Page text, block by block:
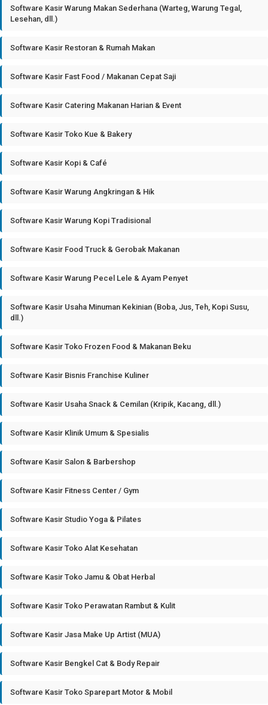
Software Kasir Warung Makan Sederhana (Warteg, Warung Tegal,
Lesehan, dll.)
Software Kasir Restoran & Rumah Makan
Software Kasir Fast Food / Makanan Cepat Saji
Software Kasir Catering Makanan Harian & Event
Software Kasir Toko Kue & Bakery
Software Kasir Kopi & Café
Software Kasir Warung Angkringan & Hik
Software Kasir Warung Kopi Tradisional
Software Kasir Food Truck & Gerobak Makanan
Software Kasir Warung Pecel Lele & Ayam Penyet
Software Kasir Usaha Minuman Kekinian (Boba, Jus, Teh, Kopi Susu,
dll.)
Software Kasir Toko Frozen Food & Makanan Beku
Software Kasir Bisnis Franchise Kuliner
Software Kasir Usaha Snack & Cemilan (Kripik, Kacang, dll.)
Software Kasir Klinik Umum & Spesialis
Software Kasir Salon & Barbershop
Software Kasir Fitness Center / Gym
Software Kasir Studio Yoga & Pilates
Software Kasir Toko Alat Kesehatan
Software Kasir Toko Jamu & Obat Herbal
Software Kasir Toko Perawatan Rambut & Kulit
Software Kasir Jasa Make Up Artist (MUA)
Software Kasir Bengkel Cat & Body Repair
Software Kasir Toko Sparepart Motor & Mobil